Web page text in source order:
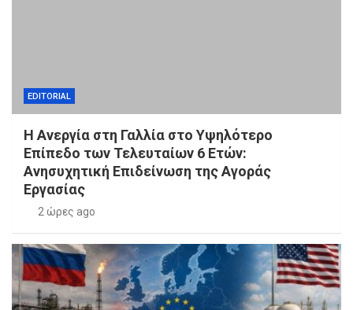
EDITORIAL
Η Ανεργία στη Γαλλία στο Υψηλότερο
Επίπεδο των Τελευταίων 6 Ετών:
Ανησυχητική Επιδείνωση της Αγοράς
Εργασίας
2 ώρες ago